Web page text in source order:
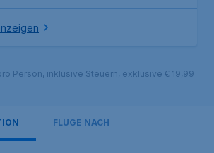
Person, inklusive Steuern, exklusive € 19,99
FLÜGE NACH